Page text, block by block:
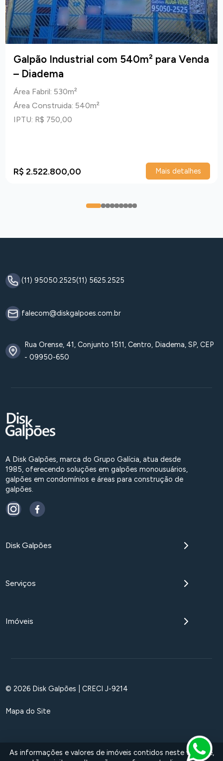
Galpão Industrial com 540m² para Venda
– Diadema
Área Fabril: 530m²
Área Construida: 540m²
IPTU: R$ 750,00
R$ 2.522.800,00 Mais detalhes
0 12345678
(11) 95050.2525(11) 5625.2525
falecom@diskgalpoes.com.br
Rua Orense, 41, Conjunto 1511, Centro, Diadema, SP, CEP
- 09950-650
A Disk Galpões, marca do Grupo Galícia, atua desde
1985, oferecendo soluções em galpões monousuários,
galpões em condomínios e áreas para construção de
galpões.
Disk Galpões
Serviços
Imóveis
© 2026 Disk Galpões | CRECI J-9214
Mapa do Site
As informações e valores de imóveis contidos neste website,